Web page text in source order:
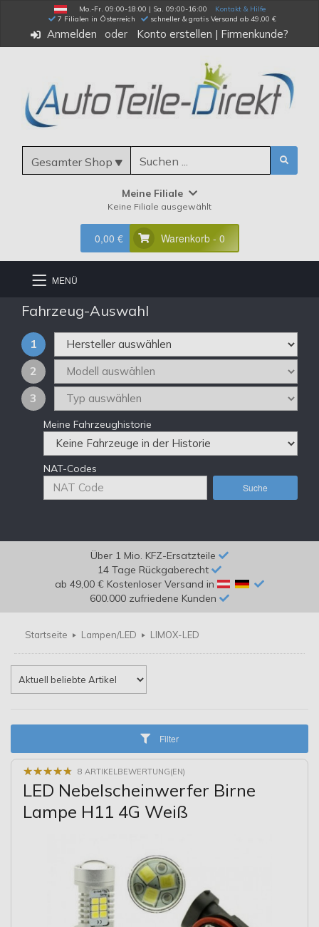
Mo.-Fr. 09:00-18:00 | Sa. 09:00-16:00
Kontakt & Hilfe
7 Filialen in Österreich
schneller & gratis Versand ab 49,00 €
Anmelden Konto erstellen | Firmenkunde?
Gesamter Shop
Meine Filiale
Keine Filiale ausgewählt
0,00 € Warenkorb - 0
MENÜ
Fahrzeug-Auswahl
1
2
3
Meine Fahrzeughistorie
NAT-Codes
Suche
Über 1 Mio. KFZ-Ersatzteile
14 Tage Rückgaberecht
ab 49,00 € Kostenloser Versand in
600.000 zufriedene Kunden
Startseite Lampen/LED LIMOX-LED
Filter
★★★★★
★★★★★ 8 ARTIKELBEWERTUNG(EN)
LED Nebelscheinwerfer Birne
Lampe H11 4G Weiß